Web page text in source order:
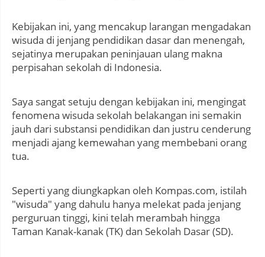
Kebijakan ini, yang mencakup larangan mengadakan
wisuda di jenjang pendidikan dasar dan menengah,
sejatinya merupakan peninjauan ulang makna
perpisahan sekolah di Indonesia.
Saya sangat setuju dengan kebijakan ini, mengingat
fenomena wisuda sekolah belakangan ini semakin
jauh dari substansi pendidikan dan justru cenderung
menjadi ajang kemewahan yang membebani orang
tua.
Seperti yang diungkapkan oleh Kompas.com, istilah
"wisuda" yang dahulu hanya melekat pada jenjang
perguruan tinggi, kini telah merambah hingga
Taman Kanak-kanak (TK) dan Sekolah Dasar (SD).